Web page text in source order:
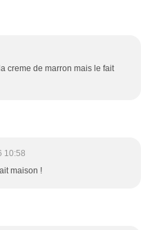
creme de marron mais le fait
10:58
maison !